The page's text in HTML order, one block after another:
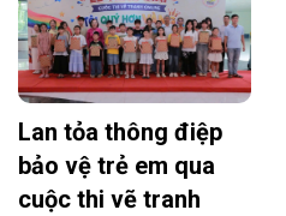
Lan tỏa thông điệp
bảo vệ trẻ em qua
cuộc thi vẽ tranh